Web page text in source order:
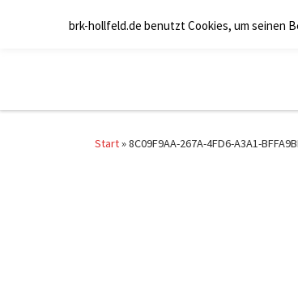
Zum Inhalt springen
Start»8C09F9AA-267A-4FD6-A3A1-
brk-hollfeld.de benutzt Cookies, um seinen